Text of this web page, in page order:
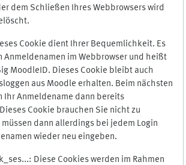
dem Schließen Ihres Webbrowsers wird
Cookie dient Ihrer Bequemlichkeit. Es
Anmeldenamen im Webbrowser und heißt
MoodleID. Dieses Cookie bleibt auch
aus Moodle erhalten. Beim nächsten
Ihr Anmeldename dann bereits
Cookie brauchen Sie nicht zu
dann allerdings bei jedem Login
wieder neu eingeben.
Diese Cookies werden im Rahmen